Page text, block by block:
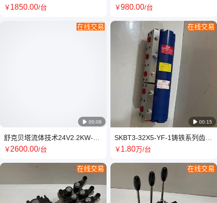
元3YBZ-E2.7B4E80/1
￥1850.00/台
 00:08
在线交易
舒克贝塔流体技术24V2.2KW-
8L-3汽车尾板液压单元
￥2600.00/台
在线交易
度同步阀分流集流阀
￥980.00/台
 00:15
在线交易
SKBT3-32X5-YF-1铸铁系列齿轮
同步分流马达SKBTFLUID
￥1.80万/台
在线交易